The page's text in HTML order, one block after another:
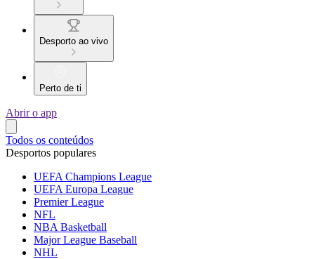
Desporto ao vivo
Perto de ti
Abrir o app
Todos os conteúdos
Desportos populares
UEFA Champions League
UEFA Europa League
Premier League
NFL
NBA Basketball
Major League Baseball
NHL